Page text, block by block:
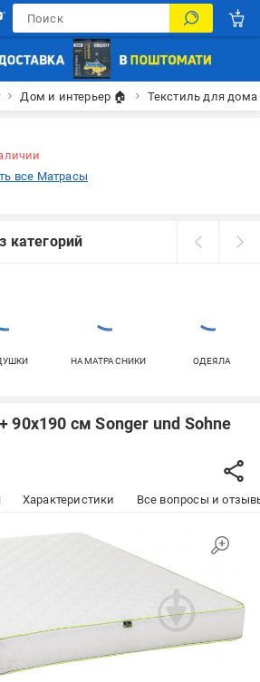
Дом и интерьер 🏠 Текстиль для дома
все Матрасы
категорий
НАМАТРАСНИКИ ОДЕЯЛА
90х190 см Songer und Sohne
Характеристики Все вопросы и